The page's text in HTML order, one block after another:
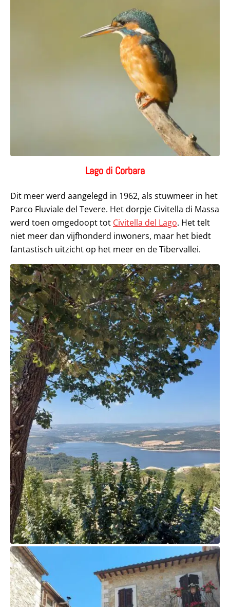
Lago di Corbara
Dit meer werd aangelegd in 1962, als stuwmeer in het
Parco Fluviale del Tevere. Het dorpje Civitella di Massa
werd toen omgedoopt tot Civitella del Lago. Het telt
niet meer dan vijfhonderd inwoners, maar het biedt
fantastisch uitzicht op het meer en de Tibervallei.